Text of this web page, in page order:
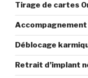
Tirage de cartes
Accompagnement
Déblocage
Retrait d’implant